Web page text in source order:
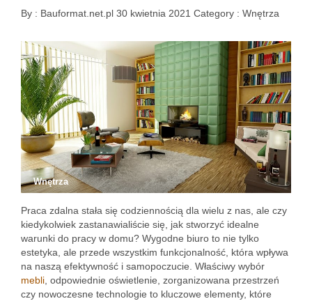
By : Bauformat.net.pl 30 kwietnia 2021 Category : Wnętrza
Wnętrza
Praca zdalna stała się codziennością dla wielu z nas, ale czy
kiedykolwiek zastanawialiście się, jak stworzyć idealne
warunki do pracy w domu? Wygodne biuro to nie tylko
estetyka, ale przede wszystkim funkcjonalność, która wpływa
na naszą efektywność i samopoczucie. Właściwy wybór
mebli , odpowiednie oświetlenie, zorganizowana przestrzeń
czy nowoczesne technologie to kluczowe elementy, które